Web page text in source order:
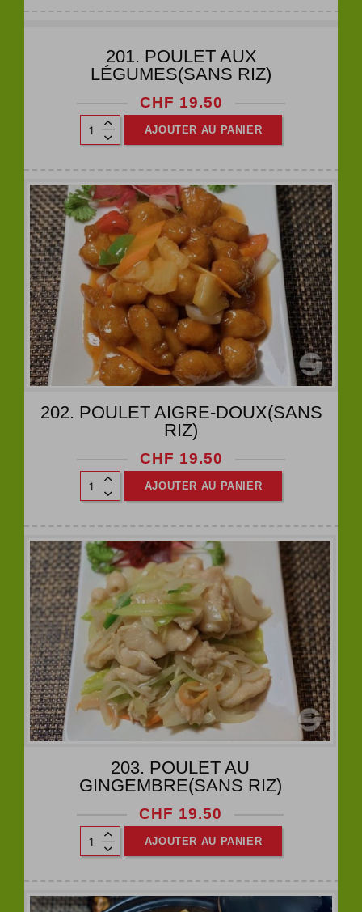
201. POULET AUX
LÉGUMES(SANS RIZ)
CHF 19.50
AJOUTER AU PANIER
202. POULET AIGRE-DOUX(SANS
RIZ)
CHF 19.50
AJOUTER AU PANIER
203. POULET AU
GINGEMBRE(SANS RIZ)
CHF 19.50
AJOUTER AU PANIER